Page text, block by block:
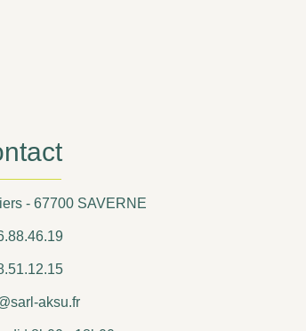
- 67700 SAVERNE
aksu.fr